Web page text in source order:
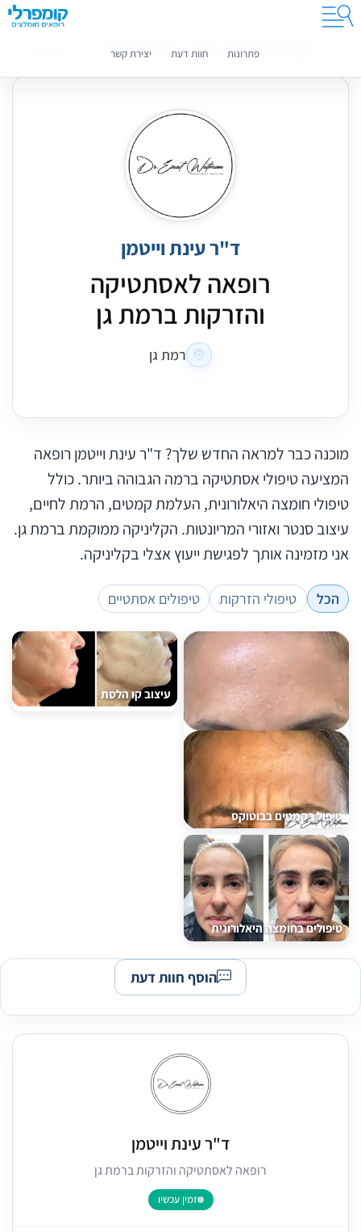
קומפרלי מסייעת לך לבחור רופאים מומלצים
פתרונות חוות דעת יצירת קשר
ד"ר עינת וייטמן
רופאה לאסתטיקה
והזרקות ברמת גן
רמת גן
מוכנה כבר למראה החדש שלך? ד"ר עינת וייטמן רופאה
המציעה טיפולי אסתטיקה ברמה הגבוהה ביותר. כולל
טיפולי חומצה היאלורונית, העלמת קמטים, הרמת לחיים,
עיצוב סנטר ואזורי המריונטות. הקליניקה ממוקמת ברמת גן.
אני מזמינה אותך לפגישת ייעוץ אצלי בקליניקה.
הכל טיפולי הזרקות טיפולים אסתטיים
טיפול בקמטים בבוטוקס
עיצוב קו הלסת
טיפולים בחומצה היאלורונית
הוסף חוות דעת
ד"ר עינת וייטמן
רופאה לאסתטיקה והזרקות ברמת גן
זמין עכשיו